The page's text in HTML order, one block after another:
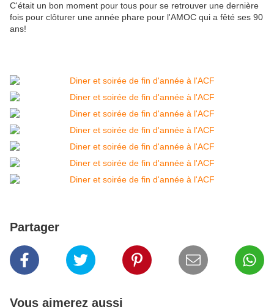
C'était un bon moment pour tous pour se retrouver une dernière
fois pour clôturer une année phare pour l'AMOC qui a fêté ses 90
ans!
Partager
Vous aimerez aussi